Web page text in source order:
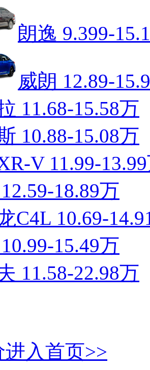
朗逸 9.399-
威朗 12.89-
11.68-15.58万
10.88-15.08万
V11.99-
12.59-18.89万
C4L 10.69-
10.99-15.49万
11.58-22.98万
进入首页>>